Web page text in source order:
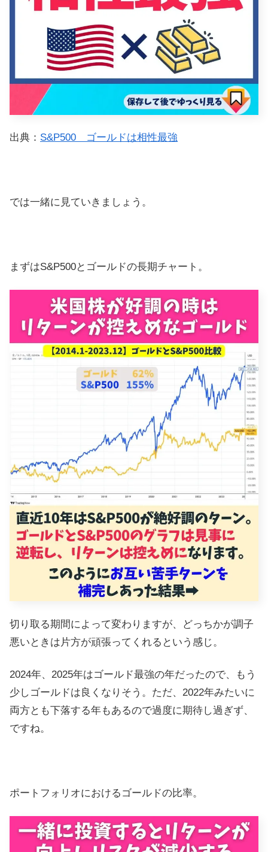
出典： S&P500 ゴールドは相性最強
では一緒に見ていきましょう。
まずはS&P500とゴールドの長期チャート。
切り取る期間によって変わりますが、どっちかが調子
悪いときは片方が頑張ってくれるという感じ。
2024年、2025年はゴールド最強の年だったので、もう
少しゴールドは良くなりそう。ただ、2022年みたいに
両方とも下落する年もあるので過度に期待し過ぎず、
ですね。
ポートフォリオにおけるゴールドの比率。